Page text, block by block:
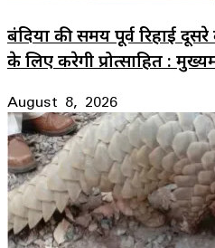
बंदियों की समय पूर्व रिहाई
के लिए करेगी प्रोत्साहित :
August 8, 2026